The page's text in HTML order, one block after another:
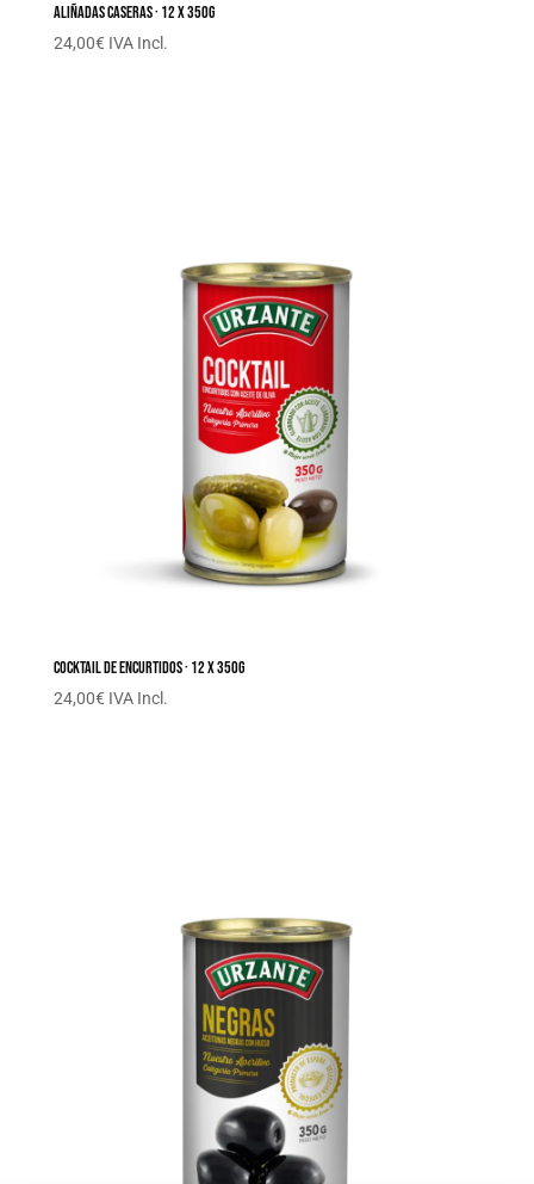
Aliñadas caseras · 12 x 350G
24,00€ IVA Incl.
Cocktail de encurtidos · 12 x 350G
24,00€ IVA Incl.